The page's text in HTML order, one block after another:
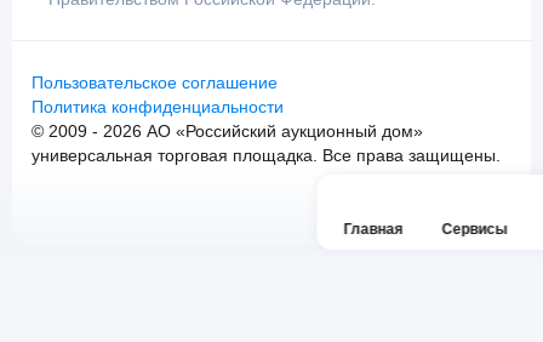
Главная Сервисы
Пользовательское соглашение
Политика конфиденциальности
© 2009 - 2026 АО «Российский аукционный дом»
универсальная торговая площадка. Все права защищены.